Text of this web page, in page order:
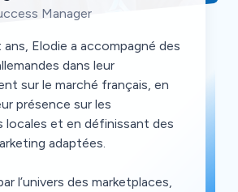
Manager
Elodie a accompagné des
dans leur
sur le marché français, en
présence sur les
locales et en définissant des
adaptées.
l’univers des marketplaces,